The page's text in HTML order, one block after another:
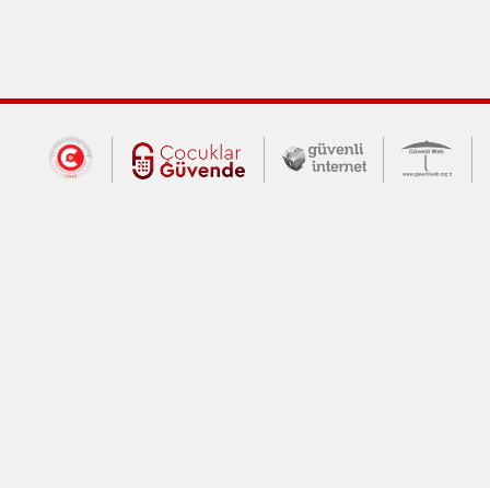
Dış Bağlantılar
Cumhurbaşkanlığı İletişim Merkezi
Çocuklar Güvende (yeni
Güvenli